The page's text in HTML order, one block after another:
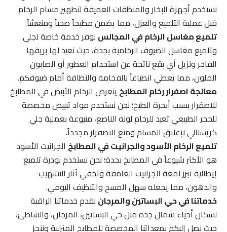
نستخدم أجهزة البخار والمنظفات العميقة لتطهير مسام الرخام
قبل عملية التلميع والعزل، مما يضمن مطبخاً صحياً ومنعشاً.
تلميع مغاسل الرخام في المجالسنوفر خدمة خاصة لجلي
وتلميع مغاسل الضيوف الرخامية بجدة، حيث نعيد لها بريقها
الفاخر ونزيل أي بقع ناتجة عن استخدام العطور أو الصابون
الملون، مما يعطي انطباعاً بالفخامة والنظافة أمام ضيوفكم.
معالجة اصفرار رخام المطابخيتعرض الرخام الأبيض في المطابخ
للاصفرار بسبب أبخرة الطبخ؛ نحن نستخدم مواد تبييض مخصصة
للحجر الطبيعي تعيد للرخام لونه الناصع، متبوعة بعملية جلي
كريستالي لإغلاق المسام ومنع الاصفرار مجدداً.
تلميع الرخام الأسود والجرانيت في المطابخالجرانيت الأسود
هو الأكثر شيوعاً في المطابخ بجدة؛ نحن نستخدم بودرة تلميع
إيطالية تبرز لمعة الجرانيت الغامقة وتخفي آثار التشهيب
والدهون، مما يجعله سهل المسح والتنظيف اليومي.
خدماتنا في حي البساتين والمرجاننقدم خدماتنا الراقية
لسكان أحياء شمال جدة مثل حي البساتين، المرجان، والشاطئ،
حيث نصل إليكم بمعداتنا المخصصة للمطابخ المنزلية وننجز